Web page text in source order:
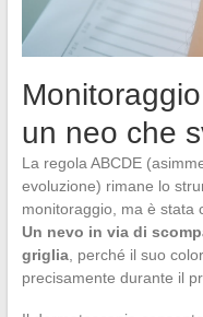
un neo che
La regola ABCDE
evoluzione) rimane lo
monitoraggio, ma è stata
Un nevo in via di
griglia, perché il suo
precisamente durante il